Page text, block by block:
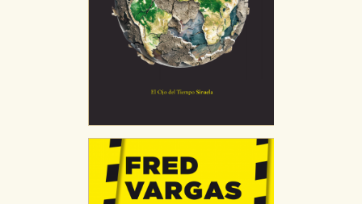
servicios para que no tenga que reconfigurarlos cada
vez que nos visita. La información es agregada y, por lo
tanto, es anónima.
Cookies de publicidad y redes sociales
publicitarios y se utilizan para mostrar publicidad
que se basan en la identificación única de su
navegador y dispositivo de internet.
GUARDAR CONFIGURACIÓN